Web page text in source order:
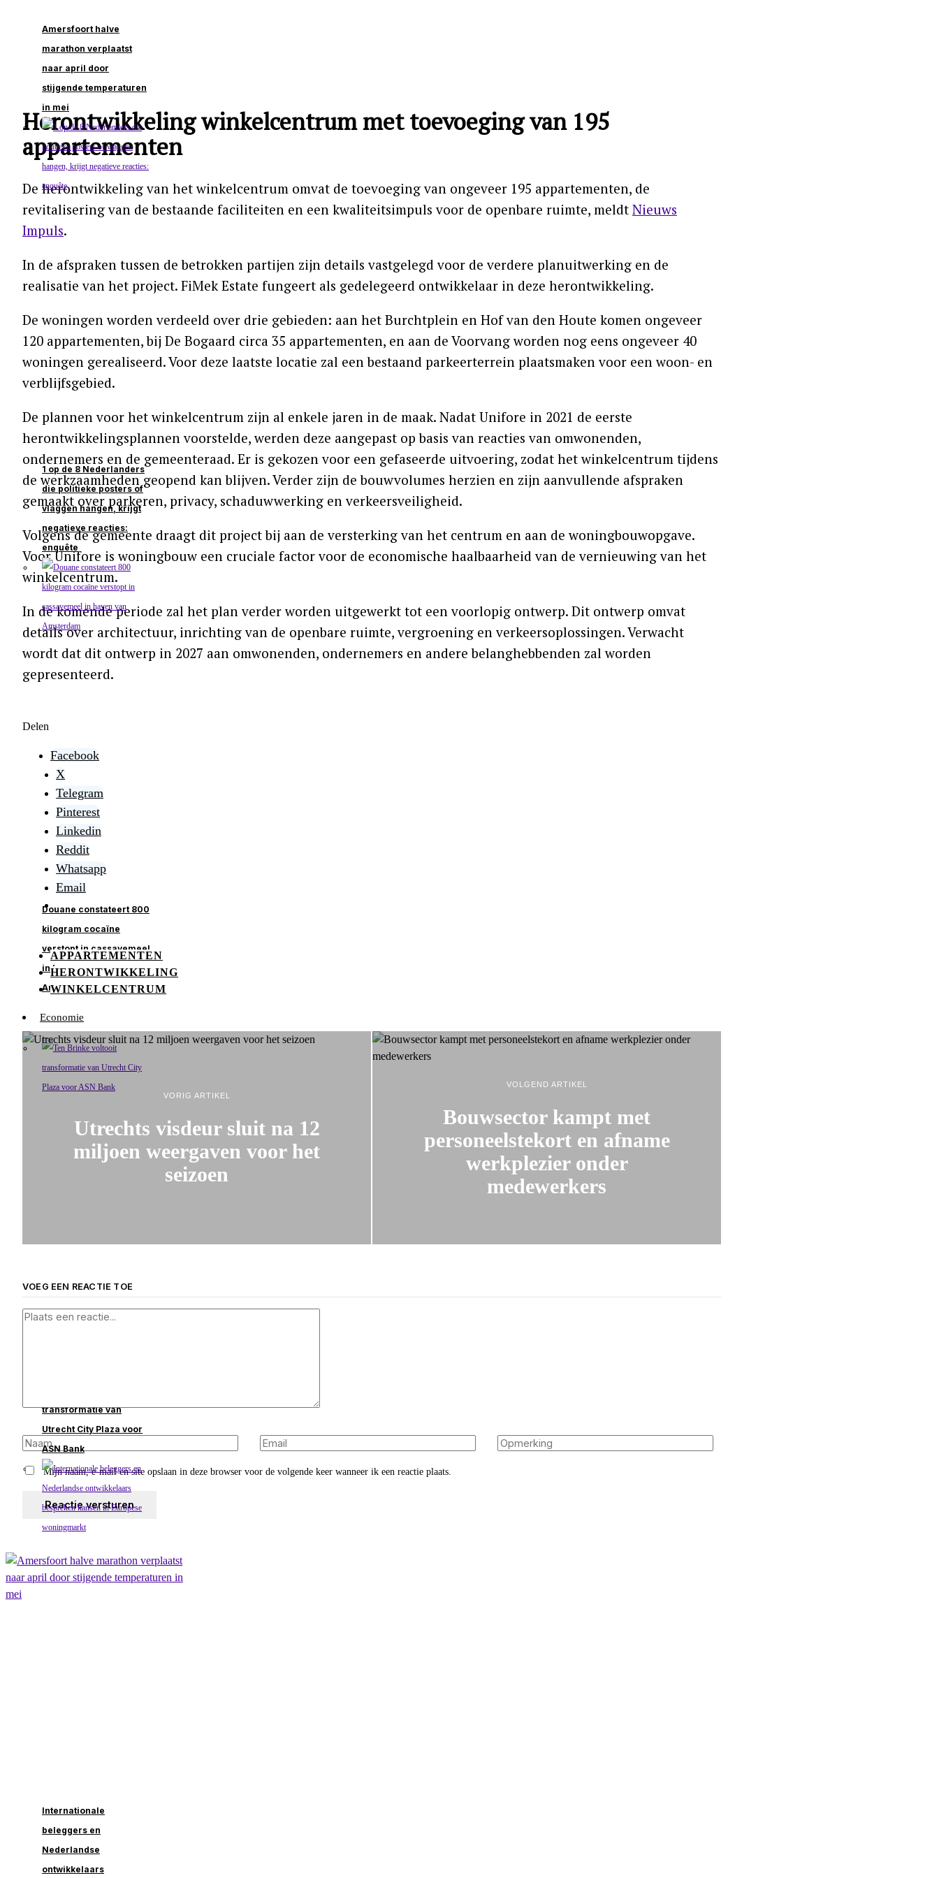
Amersfoort halve
marathon verplaatst
naar april door
stijgende temperaturen
in mei
1 op de 8 Nederlanders
die politieke posters of
vlaggen hangen, krijgt
negatieve reacties:
enquête
Douane constateert 800
kilogram cocaïne
verstopt in cassavemeel
in haven van
Amsterdam
Economie
transformatie van
Utrecht City Plaza voor
ASN Bank
Internationale
beleggers en
Nederlandse
ontwikkelaars
Herontwikkeling winkelcentrum met toevoeging van 195
appartementen
De herontwikkeling van het winkelcentrum omvat de toevoeging van ongeveer 195 appartementen, de
revitalisering van de bestaande faciliteiten en een kwaliteitsimpuls voor de openbare ruimte, meldt Nieuws
Impuls.
In de afspraken tussen de betrokken partijen zijn details vastgelegd voor de verdere planuitwerking en de
realisatie van het project. FiMek Estate fungeert als gedelegeerd ontwikkelaar in deze herontwikkeling.
De woningen worden verdeeld over drie gebieden: aan het Burchtplein en Hof van den Houte komen ongeveer
120 appartementen, bij De Bogaard circa 35 appartementen, en aan de Voorvang worden nog eens ongeveer 40
woningen gerealiseerd. Voor deze laatste locatie zal een bestaand parkeerterrein plaatsmaken voor een woon- en
verblijfsgebied.
De plannen voor het winkelcentrum zijn al enkele jaren in de maak. Nadat Unifore in 2021 de eerste
herontwikkelingsplannen voorstelde, werden deze aangepast op basis van reacties van omwonenden,
ondernemers en de gemeenteraad. Er is gekozen voor een gefaseerde uitvoering, zodat het winkelcentrum tijdens
de werkzaamheden geopend kan blijven. Verder zijn de bouwvolumes herzien en zijn aanvullende afspraken
gemaakt over parkeren, privacy, schaduwwerking en verkeersveiligheid.
Volgens de gemeente draagt dit project bij aan de versterking van het centrum en aan de woningbouwopgave.
Voor Unifore is woningbouw een cruciale factor voor de economische haalbaarheid van de vernieuwing van het
winkelcentrum.
In de komende periode zal het plan verder worden uitgewerkt tot een voorlopig ontwerp. Dit ontwerp omvat
details over architectuur, inrichting van de openbare ruimte, vergroening en verkeersoplossingen. Verwacht
wordt dat dit ontwerp in 2027 aan omwonenden, ondernemers en andere belanghebbenden zal worden
gepresenteerd.
Delen
Facebook
X
Telegram
Pinterest
Linkedin
Reddit
Whatsapp
Email
APPARTEMENTEN
HERONTWIKKELING
WINKELCENTRUM
VORIG ARTIKEL
Utrechts visdeur sluit na 12
miljoen weergaven voor het
seizoen
VOLGEND ARTIKEL
Bouwsector kampt met
personeelstekort en afname
werkplezier onder
medewerkers
VOEG EEN REACTIE TOE
Mijn naam, e-mail en site opslaan in deze browser voor de volgende keer wanneer ik een reactie plaats.